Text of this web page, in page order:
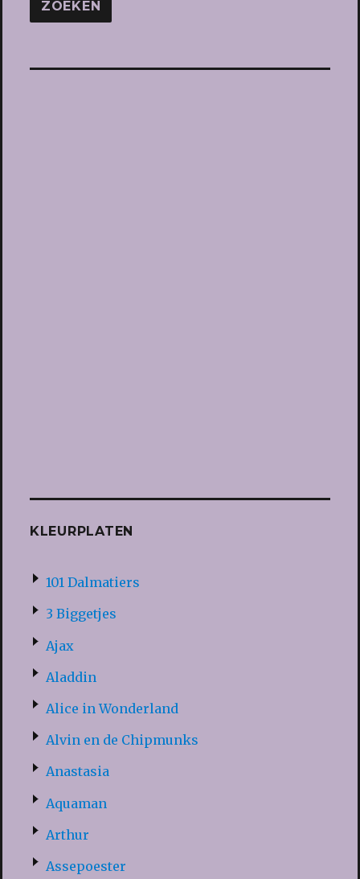
KLEURPLATEN
101 Dalmatiers
3 Biggetjes
Ajax
Aladdin
Alice in Wonderland
Alvin en de Chipmunks
Anastasia
Aquaman
Arthur
Assepoester